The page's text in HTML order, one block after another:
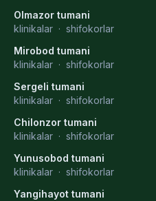
Olmazor tumani
klinikalar · shifokorlar
Mirobod tumani
klinikalar · shifokorlar
Sergeli tumani
klinikalar · shifokorlar
Chilonzor tumani
klinikalar · shifokorlar
Yunusobod tumani
klinikalar · shifokorlar
Yangihayot tumani